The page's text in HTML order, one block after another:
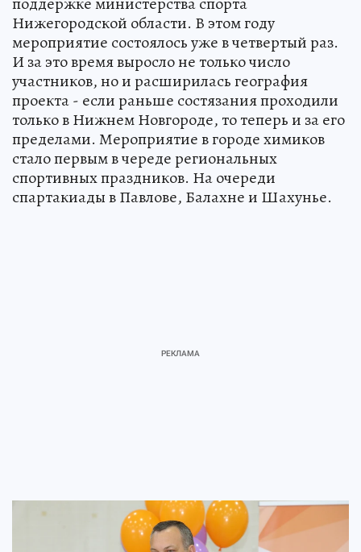
Нижегородской области. В этом году
мероприятие состоялось уже в четвертый раз.
И за это время выросло не только число
участников, но и расширилась география
проекта - если раньше состязания проходили
только в Нижнем Новгороде, то теперь и за его
пределами. Мероприятие в городе химиков
стало первым в череде региональных
спортивных праздников. На очереди
спартакиады в Павлове, Балахне и Шахунье.